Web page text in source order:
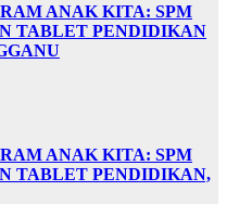
ANAK KITA: SPM
TABLET PENDIDIKAN
ANAK KITA: SPM
TABLET PENDIDIKAN,